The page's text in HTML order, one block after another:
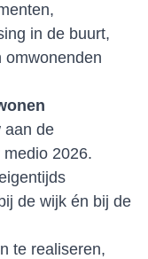
in de buurt,
omwonenden
aan de
2026.
de wijk én bij de
te realiseren,